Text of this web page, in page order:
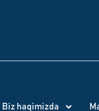
Biz haqimizda